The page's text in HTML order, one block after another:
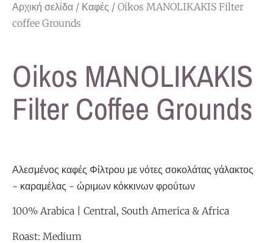
Αρχική σελίδα / Καφές / Oikos MANOLIKAKIS Filter
coffee Grounds
Oikos MANOLIKAKIS
Filter Coffee Grounds
Αλεσμένος καφές Φίλτρου με νότες σοκολάτας γάλακτος
~ καραμέλας ~ ώριμων κόκκινων φρούτων
100% Arabica | Central, South America & Africa
Roast: Medium